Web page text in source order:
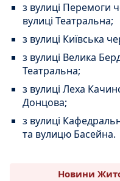
з вулиці Перемоги
вулиці Театральна;
з вулиці Київська
з вулиці Велика
Театральна;
з вулиці Леха
Донцова;
з вулиці
та вулицю Басейна.
Новини